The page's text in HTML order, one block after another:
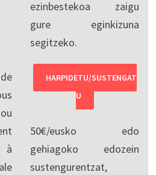
à
ezinbestekoa zaigu
gure eginkizuna
segitzeko.
HARPIDETU/SUSTENGAT
U
50€/eusko edo
gehiagoko edozein
sustengurentzat,